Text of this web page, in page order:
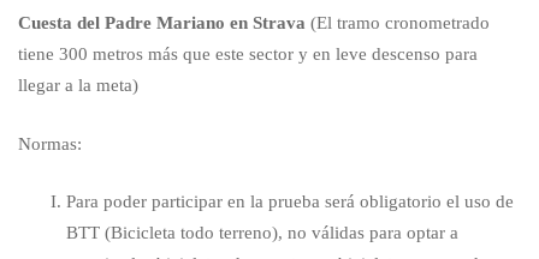
Cuesta del Padre Mariano en Strava (El tramo cronometrado
tiene 300 metros más que este sector y en leve descenso para
llegar a la meta)
Normas:
Para poder participar en la prueba será obligatorio el uso de
BTT (Bicicleta todo terreno), no válidas para optar a